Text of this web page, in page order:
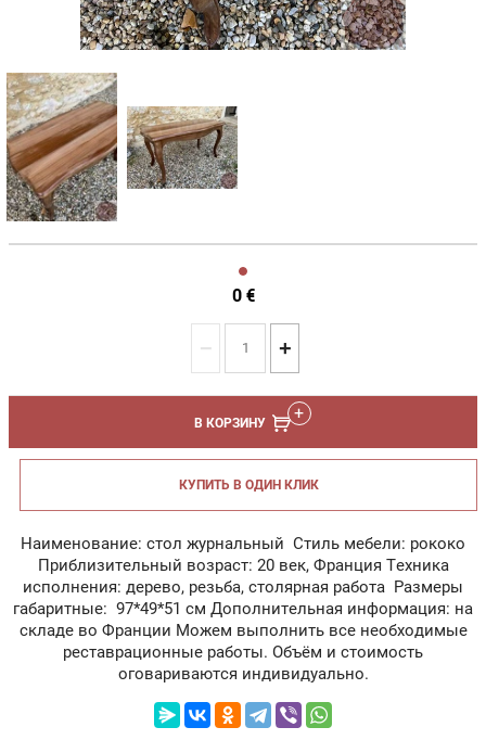
0€
− +
В КОРЗИНУ
КУПИТЬ В ОДИН КЛИК
Наименование: стол журнальный Стиль мебели: рококо
Приблизительный возраст: 20 век, Франция Техника
исполнения: дерево, резьба, столярная работа Размеры
габаритные: 97*49*51 см Дополнительная информация: на
складе во Франции Можем выполнить все необходимые
реставрационные работы. Объём и стоимость
оговариваются индивидуально.